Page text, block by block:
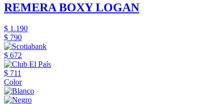
REMERA BOXY LOGAN
$ 1.190
$ 790
$ 672
$ 711
Color